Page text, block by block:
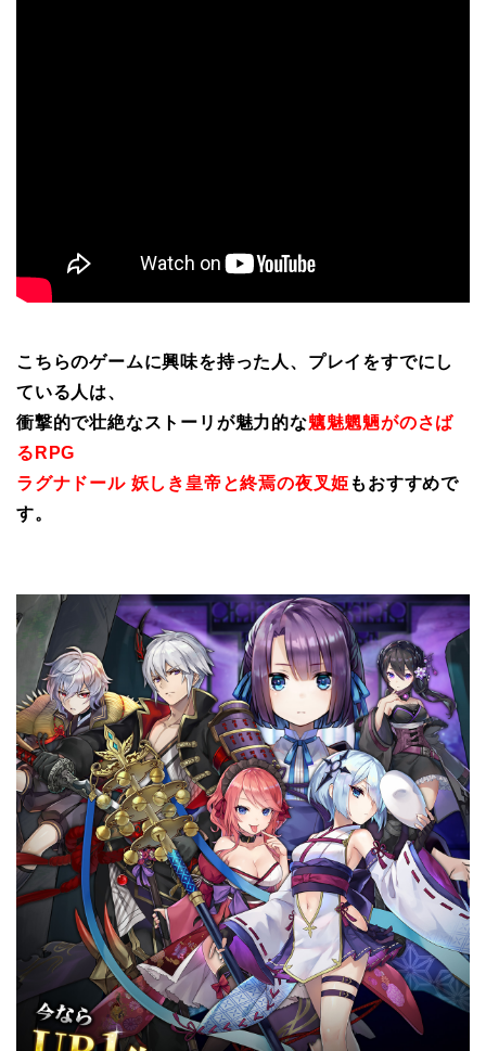
こちらのゲームに興味を持った人、プレイをすでにし
ている人は、
衝撃的で壮絶なストーリが魅力的な魑魅魍魎がのさば
るRPG
ラグナドール 妖しき皇帝と終焉の夜叉姫 もおすすめで
す。